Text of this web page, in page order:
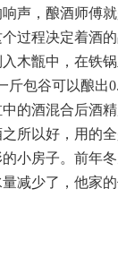
声，酿酒师傅
过程决定着酒的
木甑中，在铁
斤包谷可以酿出
的酒混合后酒
所以好，用的
小房子。前年
减少了，他家